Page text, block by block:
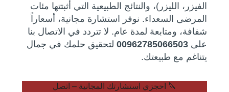
الفيزر، الليزر)، والنتائج الطبيعية التي أثبتتها مئات
المرضى السعداء. نوفر استشارة مجانية، أسعاراً
شفافة، ومتابعة لمدة عام. لا تتردد في الاتصال بنا
على 00962785066503لتحقيق حلمك في جمال
يتناغم مع طبيعتك.
🔪 احجزي استشارتك المجانية – اتصل